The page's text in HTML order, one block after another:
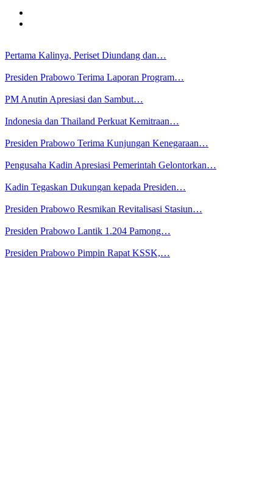
Pertama Kalinya, Periset Diundang dan…
Presiden Prabowo Terima Laporan Program…
PM Anutin Apresiasi dan Sambut…
Indonesia dan Thailand Perkuat Kemitraan…
Presiden Prabowo Terima Kunjungan Kenegaraan…
Pengusaha Kadin Apresiasi Pemerintah Gelontorkan…
Kadin Tegaskan Dukungan kepada Presiden…
Presiden Prabowo Resmikan Revitalisasi Stasiun…
Presiden Prabowo Lantik 1.204 Pamong…
Presiden Prabowo Pimpin Rapat KSSK,…